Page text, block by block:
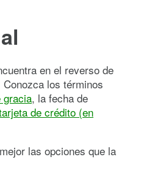
en el reverso de
los términos
gracia, la fecha de
de crédito (en
las opciones que la